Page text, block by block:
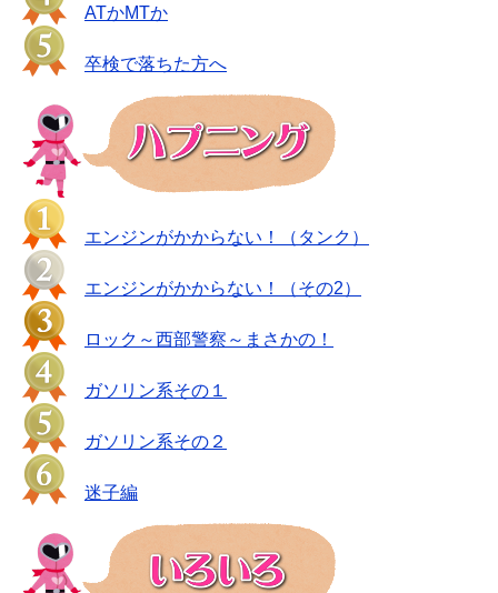
ATかMTか
卒検で落ちた方へ
エンジンがかからない！（タンク）
エンジンがかからない！（その2）
ロック～西部警察～まさかの！
ガソリン系その１
ガソリン系その２
迷子編